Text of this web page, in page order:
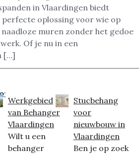
in Vlaardingen biedt
perfecte oplossing voor wie op
muren zonder het gedoe
Of je nu in een
[…]
Werkgebied
van Behanger
Vlaardingen
Wilt u een
behanger
Stucbehang
voor
nieuwbouw in
Vlaardingen
Ben je op zoek